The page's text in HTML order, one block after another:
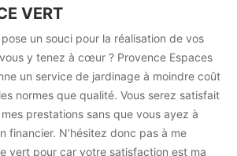
VERT
un souci pour la réalisation de vos
y tenez à cœur ? Provence Espaces
un service de jardinage à moindre coût
normes que qualité. Vous serez satisfait
prestations sans que vous ayez à
financier. N’hésitez donc pas à me
vert pour car votre satisfaction est ma